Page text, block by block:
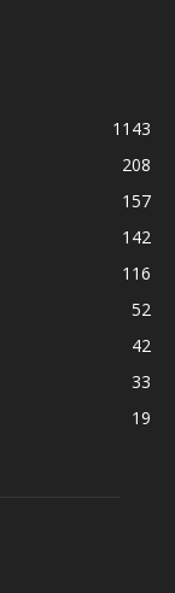
1143
208
157
142
116
52
42
33
19